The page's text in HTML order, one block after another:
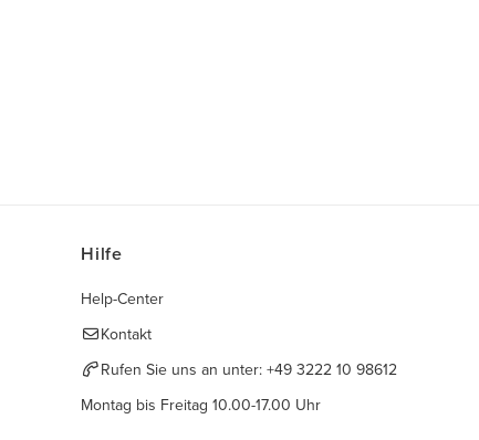
Hilfe
Help-Center
Kontakt
Rufen Sie uns an unter: +49 3222 10 98612
Montag bis Freitag 10.00-17.00 Uhr